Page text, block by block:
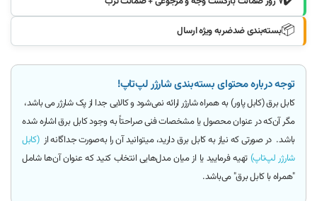
📦بسته‌بندی ضدضربه ویژه ارسال
توجه درباره محتوای بسته‌بندی شارژر لپ‌تاپ!
کابل برق (کابل پاور)به همراه شارژر ارائه نمی‌شود و کالایی جدا از پک شارژر می باشد،
مگر آن‌کهدر عنوان محصول یا مشخصات فنی صراحتاً به وجود کابل برق اشاره شده
باشد. در صورتی که نیاز به کابل برق دارید، میتوانید آن را به‌صورت جداگانه از (کابل
شارژر لپ‌تاپ) تهیه فرمایید یا از میان مدل‌هایی انتخاب کنید که عنوان آن‌ها شامل
"همراه با کابل برق"می‌باشد.